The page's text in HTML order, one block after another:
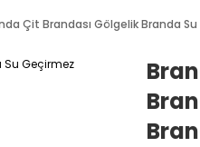
Çit Brandası Gölgelik Branda